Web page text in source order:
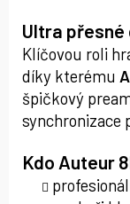
Ultra přesné
Klíčovou roli
díky kterému
špičkový
synchronizace
Kdo Auteur